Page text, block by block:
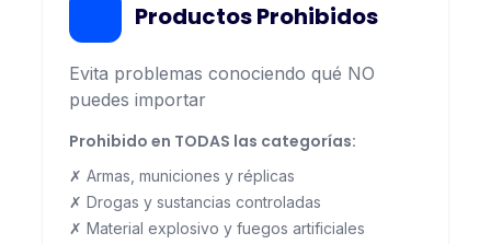
Productos Prohibidos
Evita problemas conociendo qué NO
puedes importar
Prohibido en TODAS las categorías:
✗ Armas, municiones y réplicas
✗ Drogas y sustancias controladas
✗ Material explosivo y fuegos artificiales